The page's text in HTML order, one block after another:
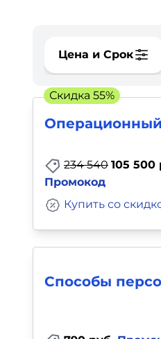
Цена и Срок
234 540 105 500
Промокод
Купить со
Скидка 55%
Способы
Видео,
Маркетинг
Для детей
Красота,
Психология